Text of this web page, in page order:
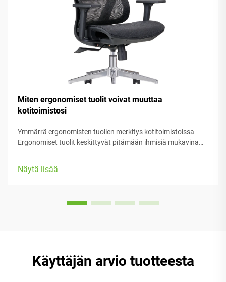
Miten ergonomiset tuolit voivat muuttaa
kotitoimistosi
Ymmärrä ergonomisten tuolien merkitys kotitoimistoissa
Ergonomiset tuolit keskittyvät pitämään ihmisiä mukavina
malleissa on varustettu...
Näytä lisää
Käyttäjän arvio tuotteesta